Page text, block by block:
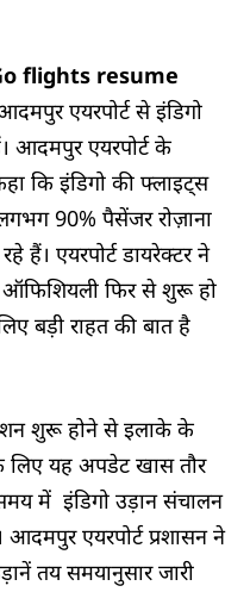
flights resume
एयरपोर्ट से इंडिगो
आदमपुर एयरपोर्ट के
कि इंडिगो की फ्लाइट्स
90% पैसेंजर रोज़ाना
हैं। एयरपोर्ट डायरेक्टर ने
ऑफिशियली फिर से शुरू हो
बड़ी राहत की बात है
शुरू होने से इलाके के
के लिए यह अपडेट खास तौर
में इंडिगो उड़ान संचालन
एयरपोर्ट प्रशासन ने
तय समयानुसार जारी